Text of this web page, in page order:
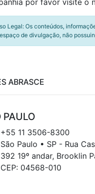
por favor visite o
Legal: Os conteúdos,
de divulgação, não
ABRASCE
PAULO
+55 11 3506-8300
São Paulo • SP - Rua
392 19º andar, Brooklin
CEP: 04568-010